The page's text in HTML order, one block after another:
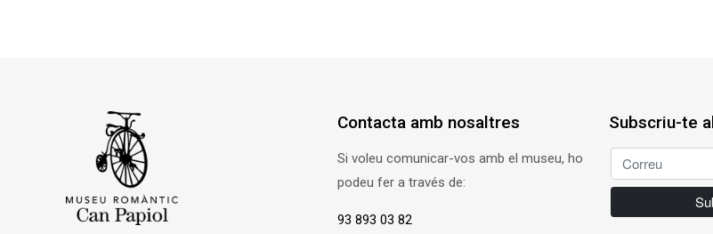
Contacta amb nosaltres
Si voleu comunicar-vos amb el museu, ho
podeu fer a través de:
93 893 03 82
Subscriu-te